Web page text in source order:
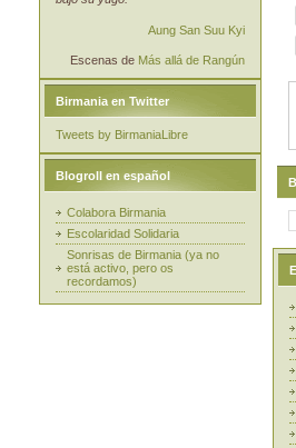
Aung San Suu Kyi
Escenas de Más allá de Rangún
Birmania en Twitter
Tweets by BirmaniaLibre
Blogroll en español
Colabora Birmania
Escolaridad Solidaria
Sonrisas de Birmania (ya no
está activo, pero os
recordamos)